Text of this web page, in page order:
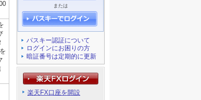
または
パスキー認証について
ログインにお困りの方
暗証番号は定期的に更新
楽天FX口座を開設